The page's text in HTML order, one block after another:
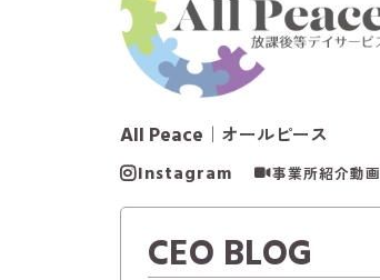
All Peace ｜オールピース
Instagram 事業所紹介動画
CEO BLOG